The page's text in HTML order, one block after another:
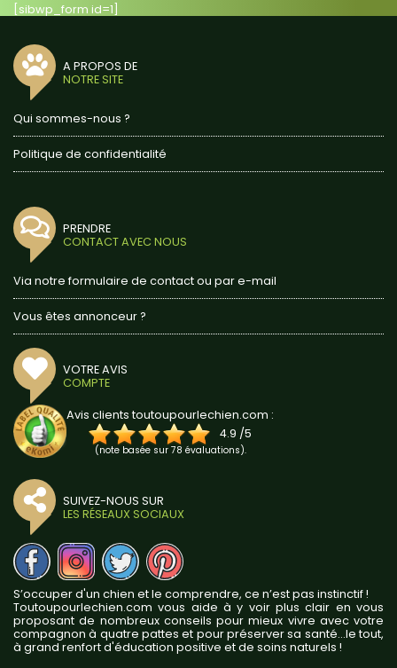
[sibwp_form id=1]
A PROPOS DE
NOTRE SITE
Qui sommes-nous ?
Politique de confidentialité
PRENDRE
CONTACT AVEC NOUS
Via notre formulaire de contact ou par e-mail
Vous êtes annonceur ?
VOTRE AVIS
COMPTE
Avis clients toutoupourlechien.com :
4.9 /5
(note basée sur 78 évaluations).
SUIVEZ-NOUS SUR
LES RÉSEAUX SOCIAUX
S’occuper d'un chien et le comprendre, ce n’est pas instinctif !
Toutoupourlechien.com vous aide à y voir plus clair en vous
proposant de nombreux conseils pour mieux vivre avec votre
compagnon à quatre pattes et pour préserver sa santé...le tout,
à grand renfort d'éducation positive et de soins naturels !